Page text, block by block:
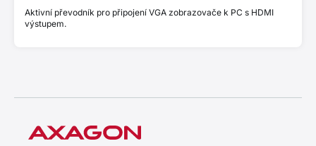
Aktivní převodník pro připojení VGA zobrazovače k PC s HDMI
výstupem.